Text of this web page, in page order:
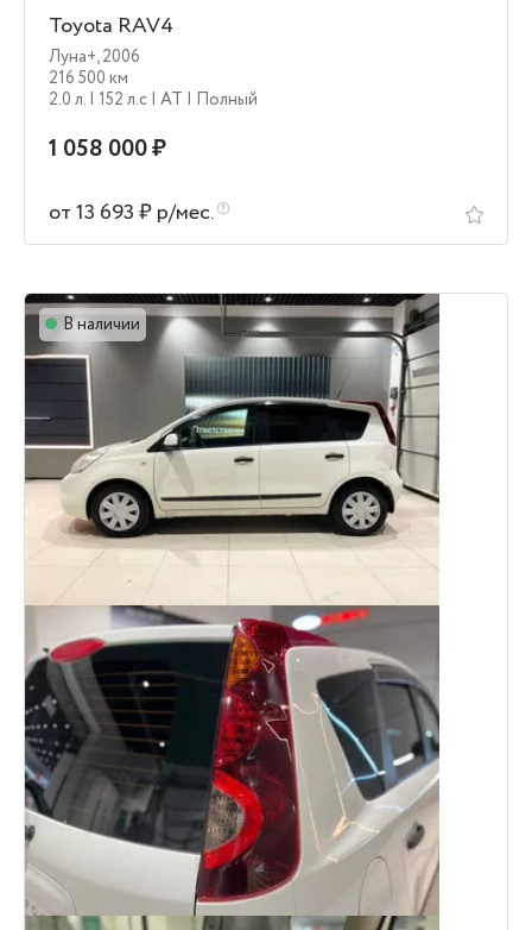
Toyota RAV4
Луна+,2006
216 500 км
2.0 л. | 152 л.c | AT | Полный
1 058 000 ₽
от 13 693 ₽ р/мес.
В наличии